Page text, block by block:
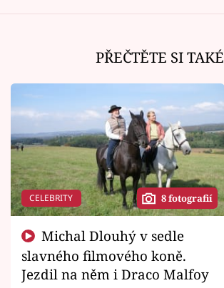
PŘEČTĚTE SI TAKÉ
CELEBRITY 8 fotografií
slavného filmového koně.
Jezdil na něm i Draco Malfoy